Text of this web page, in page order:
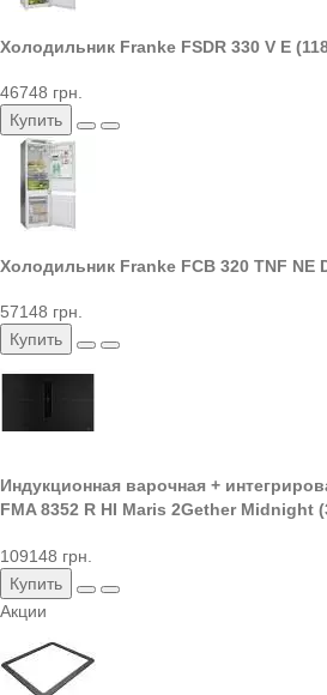
Холодильник Franke FSDR 330 V E
46748 грн.
Купить
Холодильник Franke FCB 320 TNF NE
57148 грн.
Купить
Индукционная варочная +
FMA 8352 R HI Maris 2Gether Midnight
109148 грн.
Купить
Акции